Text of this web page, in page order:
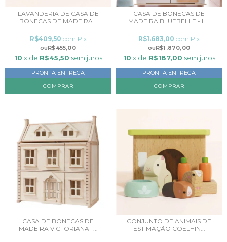
LAVANDERIA DE CASA DE
BONECAS DE MADEIRA...
R$455,00
R$409,50 com Pix
10 x de R$45,50 sem juros
PRONTA ENTREGA
CASA DE BONECAS DE
MADEIRA BLUEBELLE - L...
R$1.870,00
R$1.683,00 com Pix
10 x de R$187,00 sem juros
PRONTA ENTREGA
CASA DE BONECAS DE
MADEIRA VICTORIANA -...
CONJUNTO DE ANIMAIS DE
ESTIMAÇÃO COELHIN...